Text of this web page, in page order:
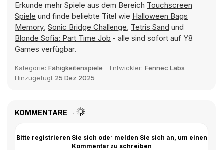
Erkunde mehr Spiele aus dem Bereich Touchscreen
Spiele und finde beliebte Titel wie Halloween Bags
Memory, Sonic Bridge Challenge, Tetris Sand und
Blonde Sofia: Part Time Job - alle sind sofort auf Y8
Games verfügbar.
Kategorie: Fähigkeitenspiele Entwickler: Fennec Labs
Hinzugefügt 25 Dez 2025
KOMMENTARE
Bitte registrieren Sie sich oder melden Sie sich an, um einen
Kommentar zu schreiben